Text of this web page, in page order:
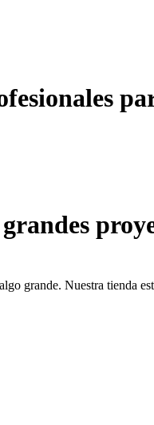
grandes
grande. Nuestra tienda